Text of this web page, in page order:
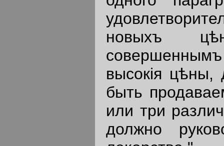
новыхъ
совершеннымъ
высокiя цѣны,
быть
или три
должно